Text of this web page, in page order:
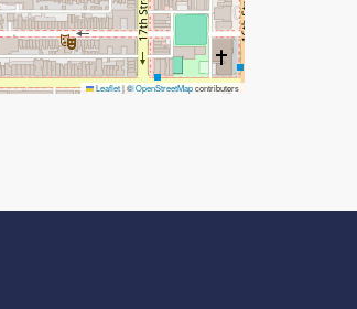
Leaflet|©OpenStreetMapcontributors